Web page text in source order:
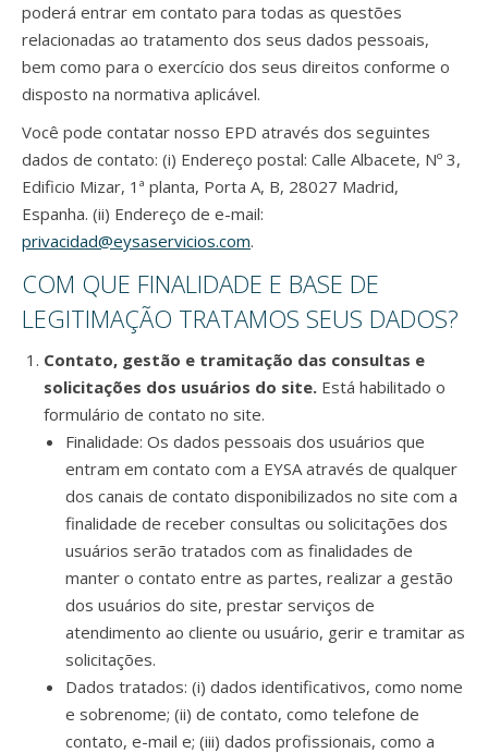
poderá entrar em contato para todas as questões
relacionadas ao tratamento dos seus dados pessoais,
bem como para o exercício dos seus direitos conforme o
disposto na normativa aplicável.
Você pode contatar nosso EPD através dos seguintes
dados de contato: (i) Endereço postal: Calle Albacete, Nº 3,
Edificio Mizar, 1ª planta, Porta A, B, 28027 Madrid,
Espanha. (ii) Endereço de e-mail:
privacidad@eysaservicios.com.
COM QUE FINALIDADE E BASE DE
LEGITIMAÇÃO TRATAMOS SEUS DADOS?
Contato, gestão e tramitação das consultas e
solicitações dos usuários do site. Está habilitado o
formulário de contato no site.
Finalidade: Os dados pessoais dos usuários que
entram em contato com a EYSA através de qualquer
dos canais de contato disponibilizados no site com a
finalidade de receber consultas ou solicitações dos
usuários serão tratados com as finalidades de
manter o contato entre as partes, realizar a gestão
dos usuários do site, prestar serviços de
atendimento ao cliente ou usuário, gerir e tramitar as
solicitações.
Dados tratados: (i) dados identificativos, como nome
e sobrenome; (ii) de contato, como telefone de
contato, e-mail e; (iii) dados profissionais, como a